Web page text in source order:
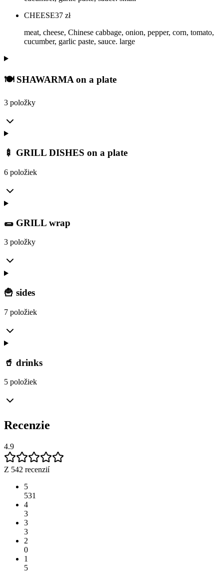
CHEESE37 zł
meat, cheese, Chinese cabbage, onion, pepper, corn, tomato,
cucumber, garlic paste, sauce. large
🍽️ SHAWARMA on a plate
3 položky
🍢 GRILL DISHES on a plate
6 položiek
🌯 GRILL wrap
3 položky
🍟 sides
7 položiek
🥤 drinks
5 položiek
Recenzie
4.9
Z 542 recenzií
5
531
4
3
3
3
2
0
1
5